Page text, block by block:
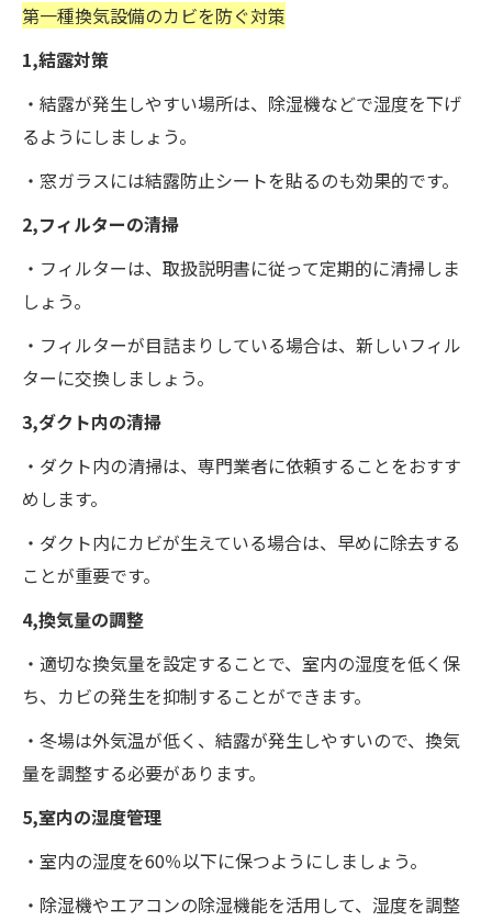
第一種換気設備のカビを防ぐ対策
1,結露対策
・結露が発生しやすい場所は、除湿機などで湿度を下げ
るようにしましょう。
・窓ガラスには結露防止シートを貼るのも効果的です。
2,フィルターの清掃
・フィルターは、取扱説明書に従って定期的に清掃しま
しょう。
・フィルターが目詰まりしている場合は、新しいフィル
ターに交換しましょう。
3,ダクト内の清掃
・ダクト内の清掃は、専門業者に依頼することをおすす
めします。
・ダクト内にカビが生えている場合は、早めに除去する
ことが重要です。
4,換気量の調整
・適切な換気量を設定することで、室内の湿度を低く保
ち、カビの発生を抑制することができます。
・冬場は外気温が低く、結露が発生しやすいので、換気
量を調整する必要があります。
5,室内の湿度管理
・室内の湿度を60％以下に保つようにしましょう。
・除湿機やエアコンの除湿機能を活用して、湿度を調整